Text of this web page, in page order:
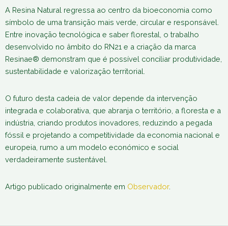
A Resina Natural regressa ao centro da bioeconomia como
símbolo de uma transição mais verde, circular e responsável.
Entre inovação tecnológica e saber florestal, o trabalho
desenvolvido no âmbito do RN21 e a criação da marca
Resinae® demonstram que é possível conciliar produtividade,
sustentabilidade e valorização territorial.
O futuro desta cadeia de valor depende da intervenção
integrada e colaborativa, que abranja o território, a floresta e a
indústria, criando produtos inovadores, reduzindo a pegada
fóssil e projetando a competitividade da economia nacional e
europeia, rumo a um modelo económico e social
verdadeiramente sustentável.
Artigo publicado originalmente em Observador.